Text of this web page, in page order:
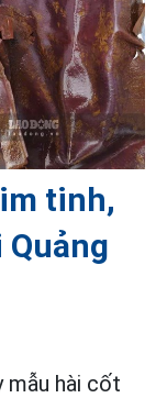
tinh,
mẫu hài cốt